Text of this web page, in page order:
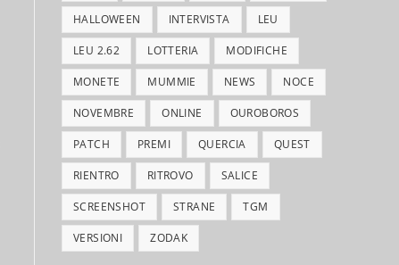
HALLOWEEN INTERVISTA LEU
LEU 2.62 LOTTERIA MODIFICHE
MONETE MUMMIE NEWS NOCE
NOVEMBRE ONLINE OUROBOROS
PATCH PREMI QUERCIA QUEST
RIENTRO RITROVO SALICE
SCREENSHOT STRANE TGM
VERSIONI ZODAK